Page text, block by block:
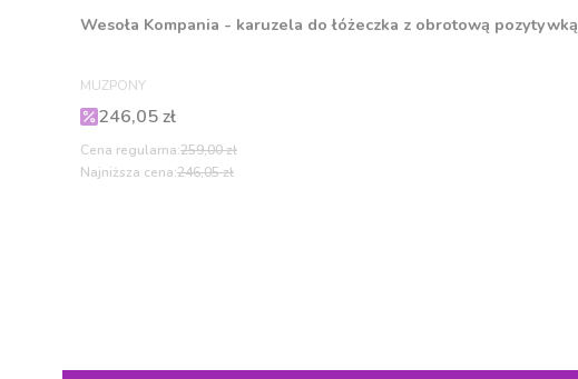
Wesoła Kompania - karuzela do łóżeczka z obrotową pozytywką
PRODUCENT
MUZPONY
Cena promocyjna
246,05 zł
Cena regularna:259,00 zł
Najniższa cena:246,05 zł